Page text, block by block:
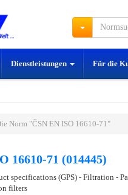
Dienstleistungen Für die
Norm "ČSN EN ISO 16610-71"
16610-71 (014445)
specifications (GPS) - Filtration -
filters